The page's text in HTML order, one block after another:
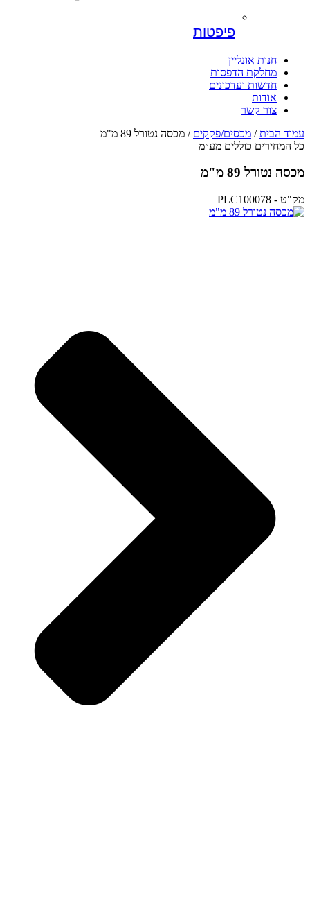
פיפטות
חנות אונליין
מחלקת הדפסות
חדשות ועדכונים
אודות
צור קשר
עמוד הבית/ מכסים/פקקים / מכסה נטורל 89 מ"מ
כל המחירים כוללים מע״מ
מכסה נטורל 89 מ"מ
מק"ט - PLC100078